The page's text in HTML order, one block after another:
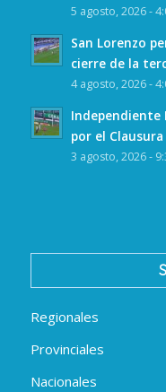
5 agosto, 2026 -
San Lorenzo
cierre de la
4 agosto, 2026 -
Independiente
por el Clausura
3 agosto, 2026 -
Regionales
Provinciales
Nacionales